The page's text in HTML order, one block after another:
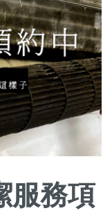
服務項